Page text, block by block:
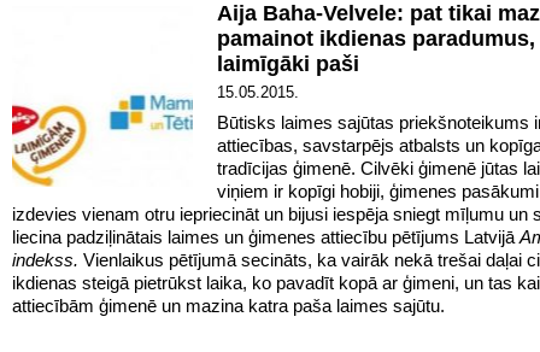
Aija Baha-Velvele: pat tikai
pamainot ikdienas
laimīgāki paši
15.05.2015.
Būtisks laimes sajūtas priekšnoteikums
attiecības, savstarpējs atbalsts un
tradīcijas ģimenē. Cilvēki ģimenē jūtas
viņiem ir kopīgi hobiji, ģimenes
izdevies vienam otru iepriecināt un bijusi iespēja sniegt mīļumu un
liecina padziļinātais laimes un ģimenes attiecību pētījums Latvijā
indekss. Vienlaikus pētījumā secināts, ka vairāk nekā trešai daļai
ikdienas steigā pietrūkst laika, ko pavadīt kopā ar ģimeni, un tas
attiecībām ģimenē un mazina katra paša laimes sajūtu.